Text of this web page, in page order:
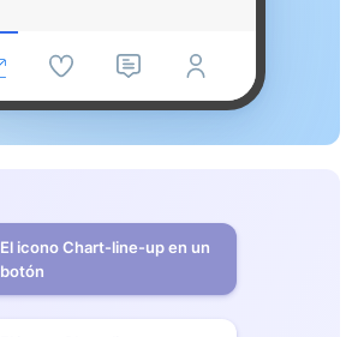
El icono Chart-line-up en un
botón